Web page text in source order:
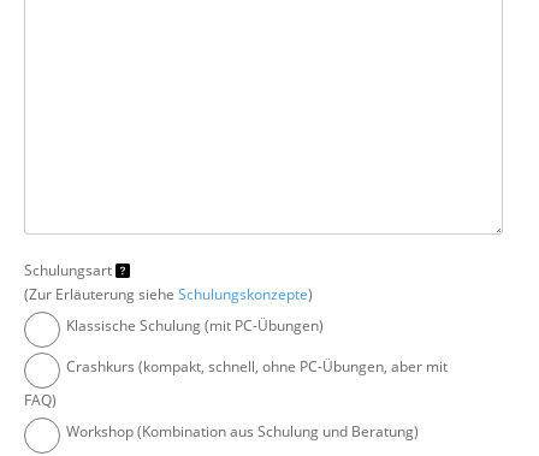
Schulungsart
(Zur Erläuterung siehe Schulungskonzepte)
Klassische Schulung (mit PC-Übungen)
Crashkurs (kompakt, schnell, ohne PC-Übungen, aber mit
FAQ)
Workshop (Kombination aus Schulung und Beratung)